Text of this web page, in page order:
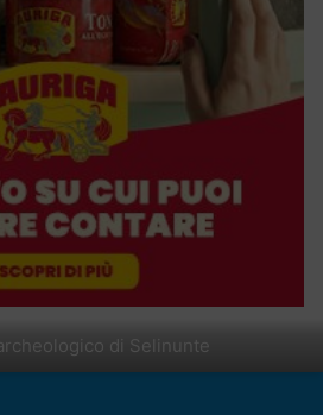
di Selinunte